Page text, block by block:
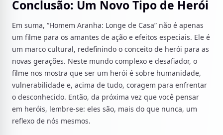
Conclusão: Um Novo Tipo de Herói
Em suma, “Homem Aranha: Longe de Casa” não é apenas
um filme para os amantes de ação e efeitos especiais. Ele é
um marco cultural, redefinindo o conceito de herói para as
novas gerações. Neste mundo complexo e desafiador, o
filme nos mostra que ser um herói é sobre humanidade,
vulnerabilidade e, acima de tudo, coragem para enfrentar
o desconhecido. Então, da próxima vez que você pensar
em heróis, lembre-se: eles são, mais do que nunca, um
reflexo de nós mesmos.